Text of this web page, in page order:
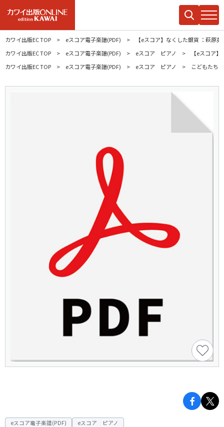
カワイ出版EC TOP eスコア電子楽譜(PDF)
【eスコア】なくした銀貨 ：萩原
カワイ出版EC TOP
eスコア電子楽譜(PDF) eスコア ピアノ
【eスコア
カワイ出版EC TOP
eスコア電子楽譜(PDF) eスコア ピアノ こどもたち
eスコア電子楽譜(PDF)
eスコア ピアノ